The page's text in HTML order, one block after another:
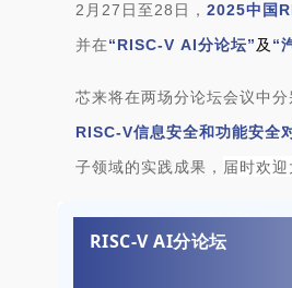
2月27日至28日， 2025中国
并在“RISC-V AI分论坛”及 “
芯来将在两场分论坛会议中分
RISC-V信息安全和功能安全
子领域的实践成果， 届时欢迎
RISC-V AI分论坛